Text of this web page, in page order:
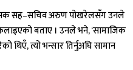
सह–सचिव अरुण पोखरेलसँग उनले
बताए । उनले भने, ‘सामाजिक
त्यो भन्सार तिर्नुअघि सामान